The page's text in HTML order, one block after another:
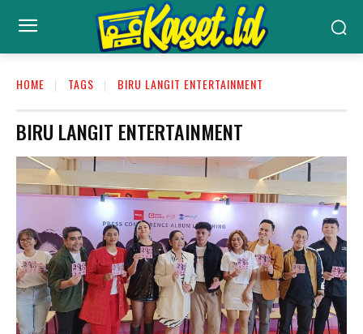
HOME TAGS BIRU LANGIT ENTERTAINMENT
BIRU LANGIT ENTERTAINMENT